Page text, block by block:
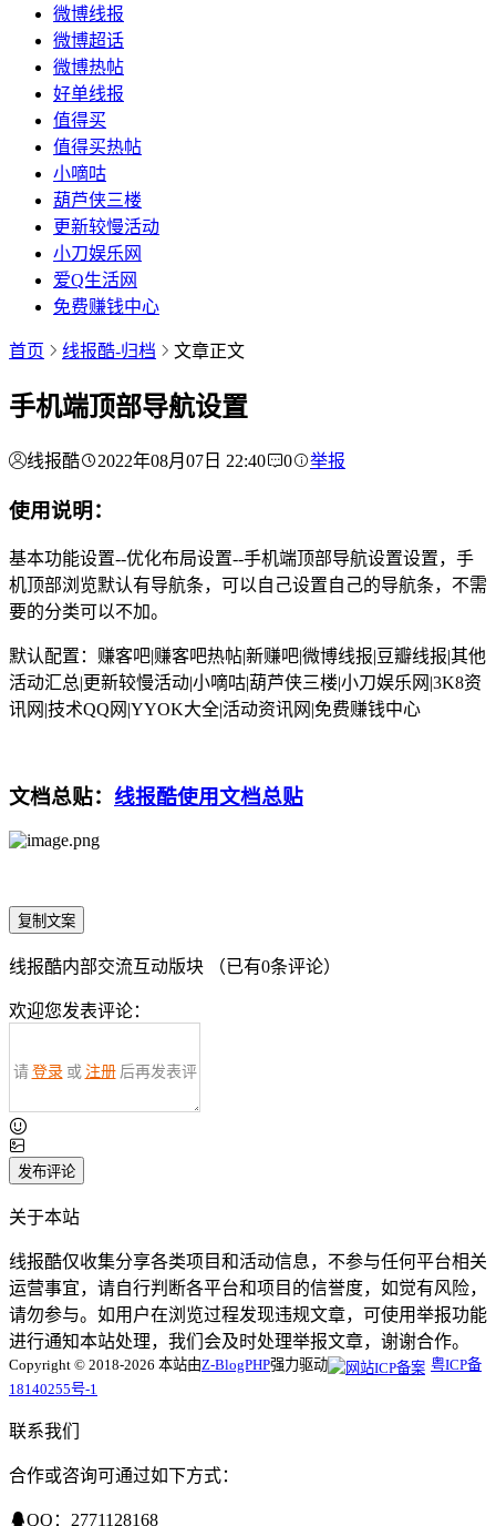
微博线报
微博超话
微博热帖
好单线报
值得买
值得买热帖
小嘀咕
葫芦侠三楼
更新较慢活动
小刀娱乐网
爱Q生活网
免费赚钱中心
首页 线报酷-归档 文章正文
手机端顶部导航设置
线报酷 2022年08月07日 22:40 0 举报
使用说明：
基本功能设置--优化布局设置--手机端顶部导航设置设置，手
机顶部浏览默认有导航条，可以自己设置自己的导航条，不需
要的分类可以不加。
默认配置：赚客吧|赚客吧热帖|新赚吧|微博线报|豆瓣线报|其他
活动汇总|更新较慢活动|小嘀咕|葫芦侠三楼|小刀娱乐网|3K8资
讯网|技术QQ网|YYOK大全|活动资讯网|免费赚钱中心
文档总贴： 线报酷使用文档总贴
复制文案
线报酷内部交流互动版块 （已有0条评论）
欢迎您发表评论：
请 登录 或 注册 后再发表评
发布评论
关于本站
线报酷仅收集分享各类项目和活动信息，不参与任何平台相关
运营事宜，请自行判断各平台和项目的信誉度，如觉有风险，
请勿参与。如用户在浏览过程发现违规文章，可使用举报功能
进行通知本站处理，我们会及时处理举报文章，谢谢合作。
Copyright © 2018-2026 本站由Z-BlogPHP强力驱动
粤ICP备
18140255号-1
联系我们
合作或咨询可通过如下方式：
QQ：2771128168